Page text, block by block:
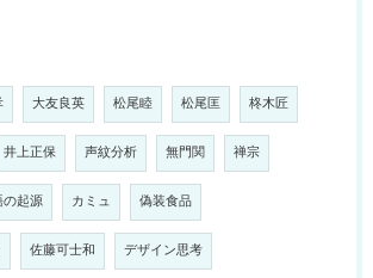
大友良英 松尾睦 松尾匡 柊木匠
井上正保 声紋分析 無門関 禅宗
の起源 カミュ 偽装食品
佐藤可士和 デザイン思考